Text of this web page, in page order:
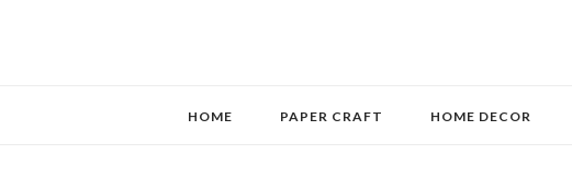
HOME PAPER CRAFT HOME DECOR